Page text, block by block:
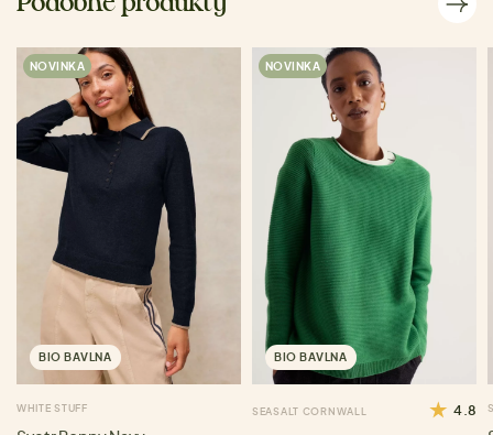
NOVINKA
BIO BAVLNA
WHITE STUFF
NOVINKA
BIO BAVLNA
SEASALT CORNWALL 4.8